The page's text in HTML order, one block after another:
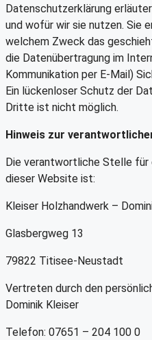
Datenschutzerklärung
und wofür wir sie nutzen. Sie
welchem Zweck das
die Datenübertragung im
Kommunikation per E-Mail)
Ein lückenloser Schutz der
Dritte ist nicht möglich.
Hinweis zur
Die verantwortliche Stelle
dieser Website ist:
Kleiser Holzhandwerk –
Glasbergweg 13
79822 Titisee-Neustadt
Vertreten durch den
Dominik Kleiser
Telefon: 07651 – 204 100 0